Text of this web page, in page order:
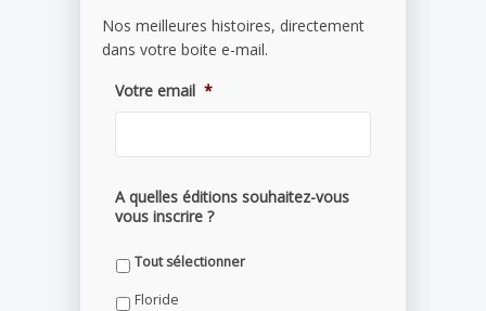
Nos meilleures histoires, directement
dans votre boite e-mail.
Votre email *
A quelles éditions souhaitez-vous
vous inscrire ?
Tout sélectionner
Floride